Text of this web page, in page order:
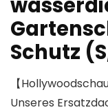
Schutz
【
Unseres